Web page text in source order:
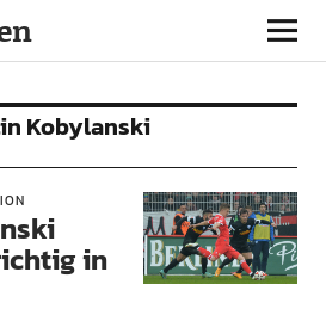
Kobylanski
in